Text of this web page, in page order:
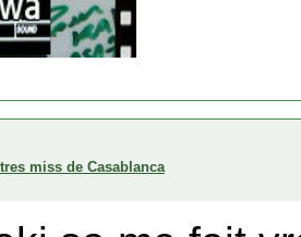
miss de Casablanca